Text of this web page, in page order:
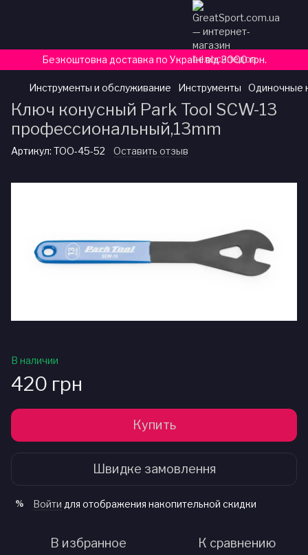
Безкоштовна доставка по Україні від 3000 грн.
Инструменты и обслуживание Инструменты Одиночные
Ключ конусный Park Tool SCW-13
профессиональный,13mm
Артикул: TOO-45-52 Оставить отзыв
В наличии
420 грн
Купить
Швидке замовлення
% Войти для отображения накопительной скидки
В избранное К сравнению